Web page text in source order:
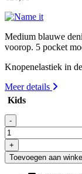
Medium blauwe
voorop. 5 pocket
Knopenelastiek in
Meer details
Kids
-
Name
It
short
Rose
+
Toevoegen aan